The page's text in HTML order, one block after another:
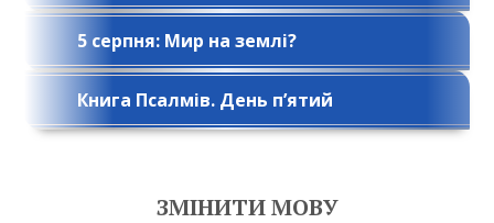
5 серпня: Мир на землі?
Книга Псалмів. День п’ятий
ЗМІНИТИ МОВУ